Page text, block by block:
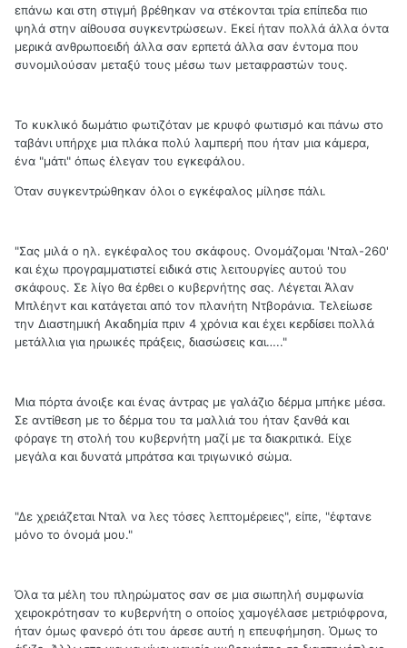
επάνω και στη στιγμή βρέθηκαν να στέκονται τρία επίπεδα πιο
ψηλά στην αίθουσα συγκεντρώσεων. Εκεί ήταν πολλά άλλα όντα
μερικά ανθρωποειδή άλλα σαν ερπετά άλλα σαν έντομα που
συνομιλούσαν μεταξύ τους μέσω των μεταφραστών τους.
Το κυκλικό δωμάτιο φωτιζόταν με κρυφό φωτισμό και πάνω στο
ταβάνι υπήρχε μια πλάκα πολύ λαμπερή που ήταν μια κάμερα,
ένα "μάτι" όπως έλεγαν του εγκεφάλου.
Όταν συγκεντρώθηκαν όλοι ο εγκέφαλος μίλησε πάλι.
"Σας μιλά ο ηλ. εγκέφαλος του σκάφους. Ονομάζομαι 'Νταλ-260'
και έχω προγραμματιστεί ειδικά στις λειτουργίες αυτού του
σκάφους. Σε λίγο θα έρθει ο κυβερνήτης σας. Λέγεται Άλαν
Μπλέηντ και κατάγεται από τον πλανήτη Ντβοράνια. Τελείωσε
την Διαστημική Ακαδημία πριν 4 χρόνια και έχει κερδίσει πολλά
μετάλλια για ηρωικές πράξεις, διασώσεις και….."
Μια πόρτα άνοιξε και ένας άντρας με γαλάζιο δέρμα μπήκε μέσα.
Σε αντίθεση με το δέρμα του τα μαλλιά του ήταν ξανθά και
φόραγε τη στολή του κυβερνήτη μαζί με τα διακριτικά. Είχε
μεγάλα και δυνατά μπράτσα και τριγωνικό σώμα.
"Δε χρειάζεται Νταλ να λες τόσες λεπτομέρειες", είπε, "έφτανε
μόνο το όνομά μου."
Όλα τα μέλη του πληρώματος σαν σε μια σιωπηλή συμφωνία
χειροκρότησαν το κυβερνήτη ο οποίος χαμογέλασε μετριόφρονα,
ήταν όμως φανερό ότι του άρεσε αυτή η επευφήμηση. Όμως το